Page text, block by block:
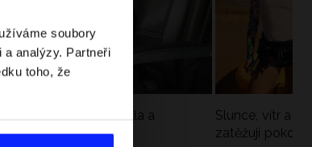
soubory
analýzy. Partneři
toho, že
si sbalit batoh do letadla a
limity?
Slunce, vítr a
zatěžují